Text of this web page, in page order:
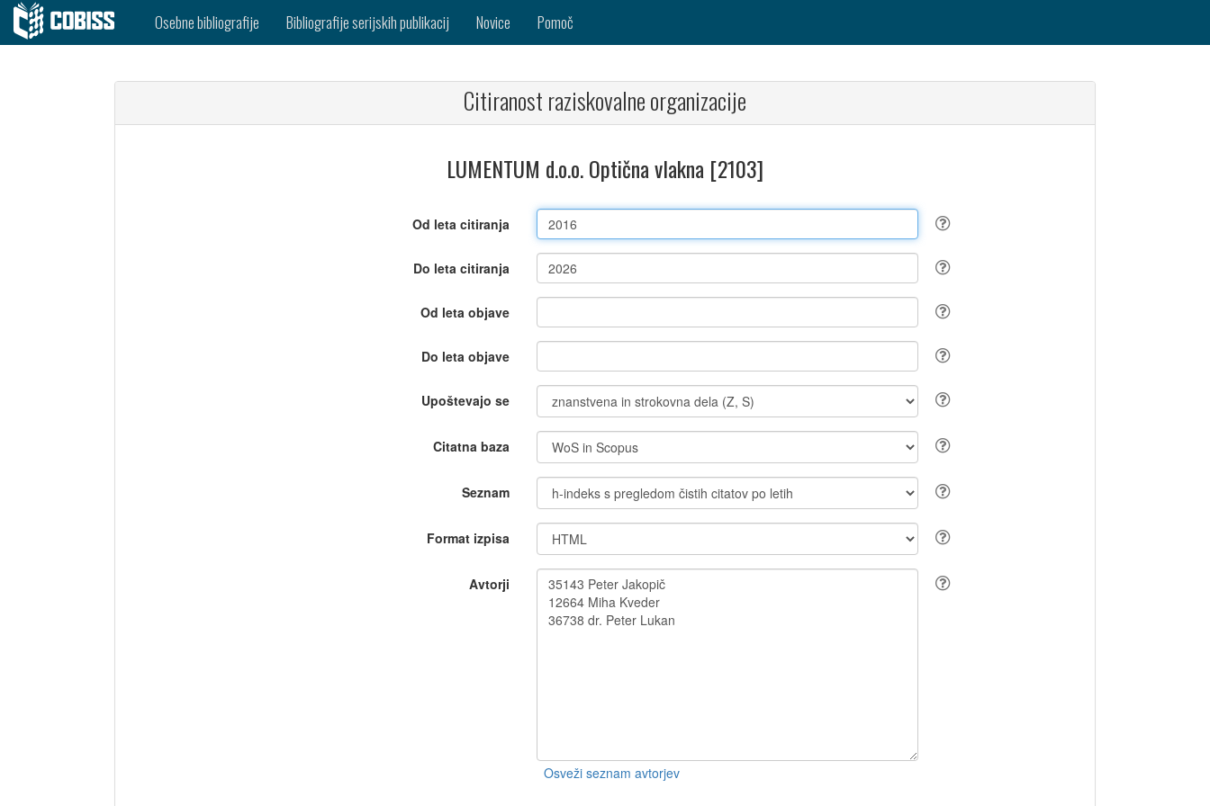
Osebne bibliografije Bibliografije serijskih publikacij Novice Pomoč
Citiranost raziskovalne organizacije
LUMENTUM d.o.o. Optična vlakna [2103]
Od leta citiranja
Do leta citiranja
Od leta objave
Do leta objave
Upoštevajo se
Citatna baza
Seznam
Format izpisa
Avtorji